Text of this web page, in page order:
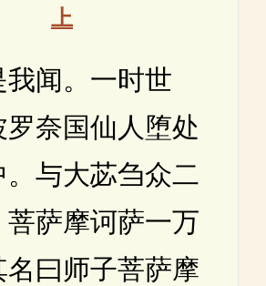
上
闻。一时世
奈国仙人堕处
。与大苾刍众二
菩萨摩诃萨一万
名曰师子菩萨摩